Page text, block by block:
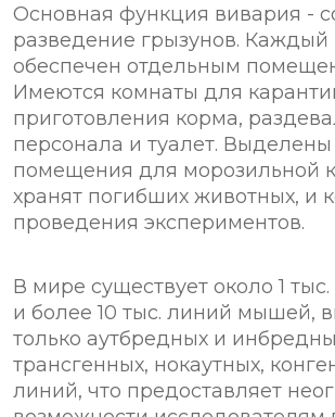
Основная функция вивария -
разведение грызунов. Каждый
обеспечен отдельным
Имеются комнаты для
приготовления корма,
персонала и туалет. Выделены
помещения для морозильной
хранят погибших животных, и
проведения экспериментов.
В мире существует около 1
и более 10 тыс. линий мышей,
только аутбредных и
трансгенных, нокаутных,
линий, что предоставляет